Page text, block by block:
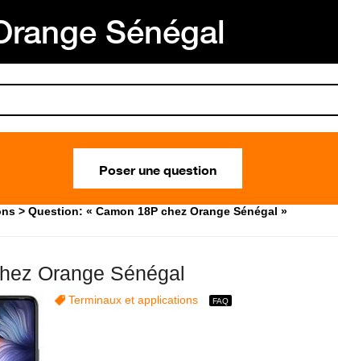
Sénégal
Poser une question
Question: « Camon 18P chez Orange Sénégal »
Orange Sénégal
Terminaux et applications